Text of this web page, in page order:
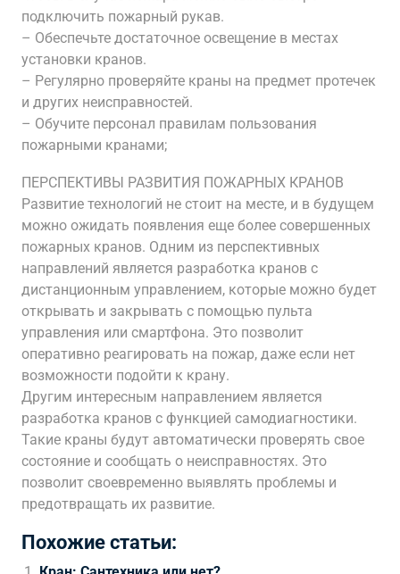
подключить пожарный рукав.
– Обеспечьте достаточное освещение в местах
установки кранов.
– Регулярно проверяйте краны на предмет протечек
и других неисправностей.
– Обучите персонал правилам пользования
пожарными кранами;
ПЕРСПЕКТИВЫ РАЗВИТИЯ ПОЖАРНЫХ КРАНОВ
Развитие технологий не стоит на месте, и в будущем
можно ожидать появления еще более совершенных
пожарных кранов. Одним из перспективных
направлений является разработка кранов с
дистанционным управлением, которые можно будет
открывать и закрывать с помощью пульта
управления или смартфона. Это позволит
оперативно реагировать на пожар, даже если нет
возможности подойти к крану.
Другим интересным направлением является
разработка кранов с функцией самодиагностики.
Такие краны будут автоматически проверять свое
состояние и сообщать о неисправностях. Это
позволит своевременно выявлять проблемы и
предотвращать их развитие.
Похожие статьи: